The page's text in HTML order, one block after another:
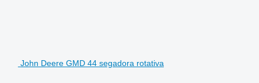
John Deere GMD 44 segadora rotativa